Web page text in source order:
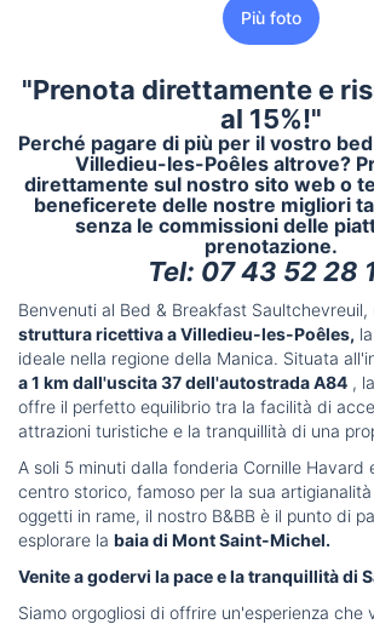
Più foto
"Prenota direttamente e
al 15%!"
Perché pagare di più per il vostro
Villedieu-les-Poêles altrove?
direttamente sul nostro sito web o
beneficerete delle nostre migliori
senza le commissioni delle
prenotazione.
Tel: 07 43 52 28
Benvenuti al Bed & Breakfast
struttura ricettiva a Villedieu-les-Poêles,
ideale nella regione della Manica. Situata
a 1 km dall'uscita 37 dell'autostrada A84 ,
offre il perfetto equilibrio tra la facilità di
attrazioni turistiche e la tranquillità di una
A soli 5 minuti dalla fonderia Cornille Havard
centro storico, famoso per la sua
oggetti in rame, il nostro B&BB è il punto di
esplorare la baia di Mont Saint-Michel.
Venite a godervi la pace e la tranquillità di
Siamo orgogliosi di offrire un'esperienza che